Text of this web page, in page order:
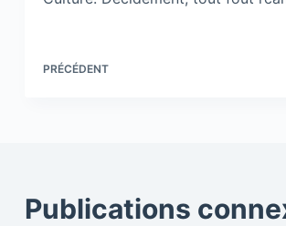
PRÉCÉDENT
Publications